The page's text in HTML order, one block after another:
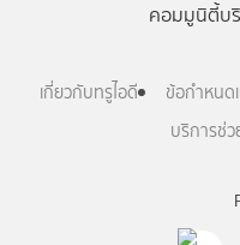
คอมมูนิตี้บ
เกี่ยวกับทรูไอดี ข้อกำหนด
บริการช่ว